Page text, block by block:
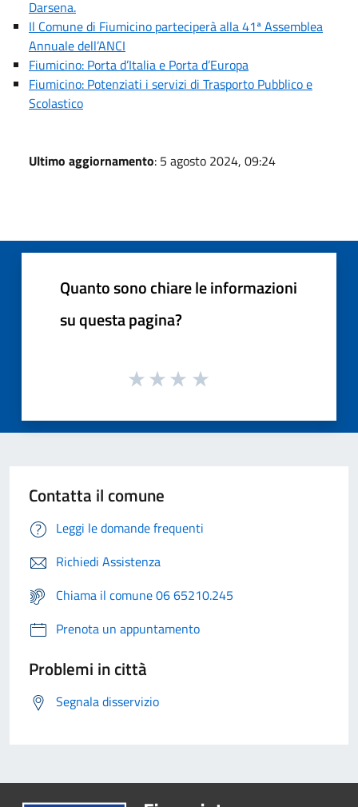
Darsena.
Il Comune di Fiumicino parteciperà alla 41ª Assemblea
Annuale dell’ANCI
Fiumicino: Porta d’Italia e Porta d’Europa
Fiumicino: Potenziati i servizi di Trasporto Pubblico e
Scolastico
Ultimo aggiornamento: 5 agosto 2024, 09:24
Quanto sono chiare le informazioni
su questa pagina?
Contatta il comune
Leggi le domande frequenti
Richiedi Assistenza
Chiama il comune 06 65210.245
Prenota un appuntamento
Problemi in città
Segnala disservizio